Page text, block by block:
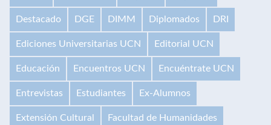
Destacado DGE DIMM Diplomados DRI
Ediciones Universitarias UCN Editorial UCN
Educación Encuentros UCN Encuéntrate UCN
Entrevistas Estudiantes Ex-Alumnos
Extensión Cultural Facultad de Humanidades